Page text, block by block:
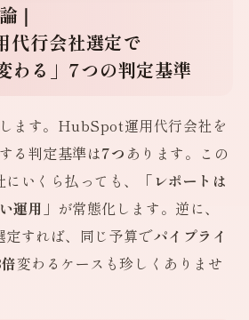
｜
行会社選定で
わる」7つの判定基準
ます。HubSpot運用代行会社を
る判定基準は7つ あります。この
いくら払っても、
「レポートは
運用」 が常態化します。逆に、
定すれば、同じ予算でパイプライ
変わるケースも珍しくありませ